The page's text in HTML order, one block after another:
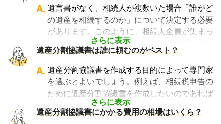
っている行政書士に相続手続きの相談をして
も、期待した結果は得られないでしょう。
また税理士であれば、相続は税理士試験の必修
科目でないことから資格試験を取る時に選択し
ていない人にとっては専門外となります。
よって、相続手続きを専門に行っている士業
や、相続手続きの実績が多数ある士業を選ぶこ
とが、スムーズで間違いのない相続手続きのた
めに非常に重要になります。
相続費用見積ガイドでは、相続手続きに強い経
さらに表示
A. 遺言書がなく、相続人が複数いた場合「誰がど
の遺産を相続するのか」について決定する必要
があります。このように、相続人全員が集まっ
ておこなわれる話し合いのことを「遺産分割協
議」といいます。原則として、遺産分割協議は
相続人全員でおこないます。相続税申告が必要
な場合は申告期限までにおこなう必要があるの
で早めに対応を開始しましょう。
遺産分割協議書は誰に頼むのがベスト？
さらに表示
A. 遺産分割協議書を作成する目的によって専門家
を選ぶとよいでしょう。例えば、相続税申告の
ために遺産分割協議書を作成したいのであれば
税理士、不動産の相続登記を併せて依頼したい
ときは司法書士といった具合です。遺産分割協
遺産分割協議書にかかる費用の相場はいくら？